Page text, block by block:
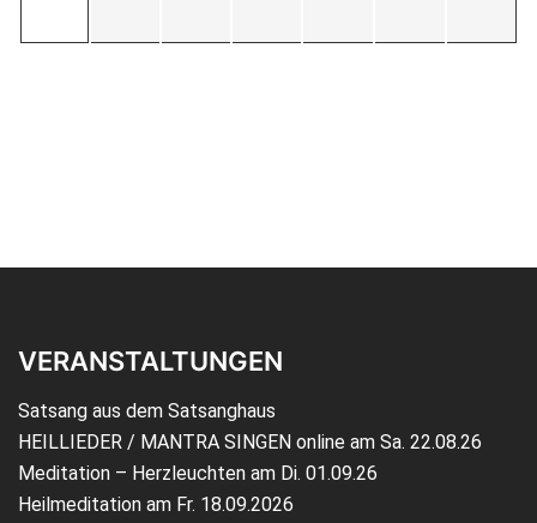
VERANSTALTUNGEN
Satsang aus dem Satsanghaus
HEILLIEDER / MANTRA SINGEN online am Sa. 22.08.26
Meditation – Herzleuchten am Di. 01.09.26
Heilmeditation am Fr. 18.09.2026